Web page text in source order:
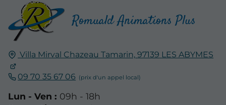
Romuald Animations Plus
Villa Mirval Chazeau Tamarin, 97139 LES ABYMES
09 70 35 67 06
Lun - Ven : 09h - 18h